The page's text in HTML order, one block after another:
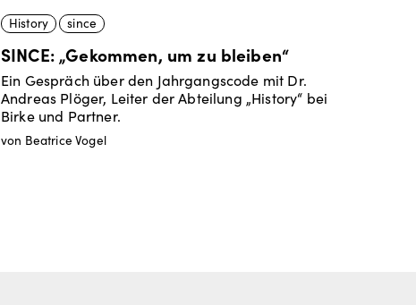
History since
SINCE: „Gekommen, um zu bleiben“
Ein Gespräch über den Jahrgangscode mit Dr.
Andreas Plöger, Leiter der Abteilung „History“ bei
Birke und Partner.
von Beatrice Vogel